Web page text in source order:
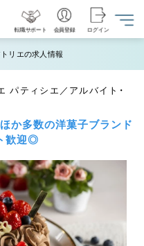
転職サポート 会員登録 ログイン
リエの求人情報
パティシエ／アルバイト・
か多数の洋菓子ブランド
歓迎◎